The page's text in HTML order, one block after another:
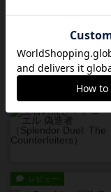
レビュー